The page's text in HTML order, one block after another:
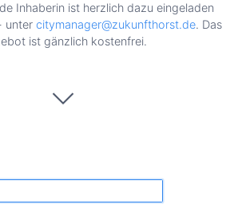
Inhaberin ist herzlich dazu eingeladen
unter citymanager@zukunfthorst.de. Das
ist gänzlich kostenfrei.